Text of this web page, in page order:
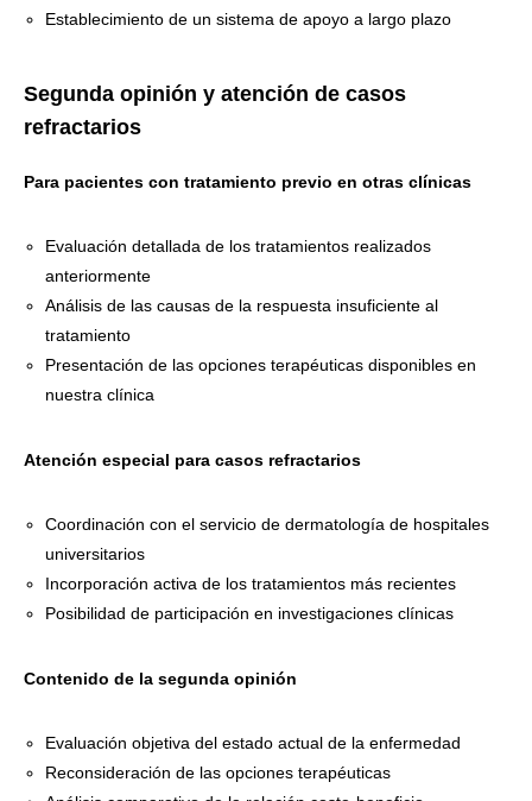
Establecimiento de un sistema de apoyo a largo plazo
Segunda opinión y atención de casos
refractarios
Para pacientes con tratamiento previo en otras clínicas
Evaluación detallada de los tratamientos realizados
anteriormente
Análisis de las causas de la respuesta insuficiente al
tratamiento
Presentación de las opciones terapéuticas disponibles en
nuestra clínica
Atención especial para casos refractarios
Coordinación con el servicio de dermatología de hospitales
universitarios
Incorporación activa de los tratamientos más recientes
Posibilidad de participación en investigaciones clínicas
Contenido de la segunda opinión
Evaluación objetiva del estado actual de la enfermedad
Reconsideración de las opciones terapéuticas